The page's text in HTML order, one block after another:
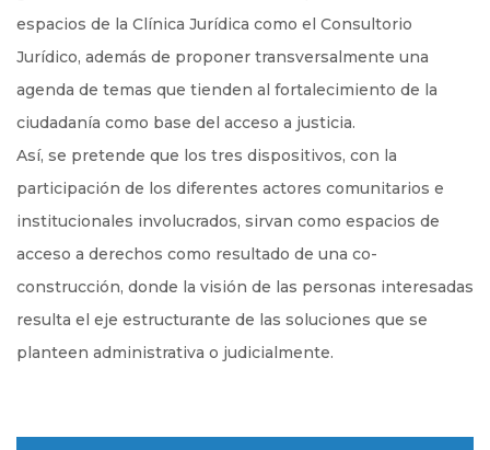
espacios de la Clínica Jurídica como el Consultorio
Jurídico, además de proponer transversalmente una
agenda de temas que tienden al fortalecimiento de la
ciudadanía como base del acceso a justicia.
Así, se pretende que los tres dispositivos, con la
participación de los diferentes actores comunitarios e
institucionales involucrados, sirvan como espacios de
acceso a derechos como resultado de una co-
construcción, donde la visión de las personas interesadas
resulta el eje estructurante de las soluciones que se
planteen administrativa o judicialmente.